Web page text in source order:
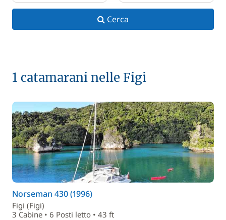
Cerca
1 catamarani nelle Figi
Norseman 430 (1996)
Figi (Figi)
3 Cabine • 6 Posti letto • 43 ft